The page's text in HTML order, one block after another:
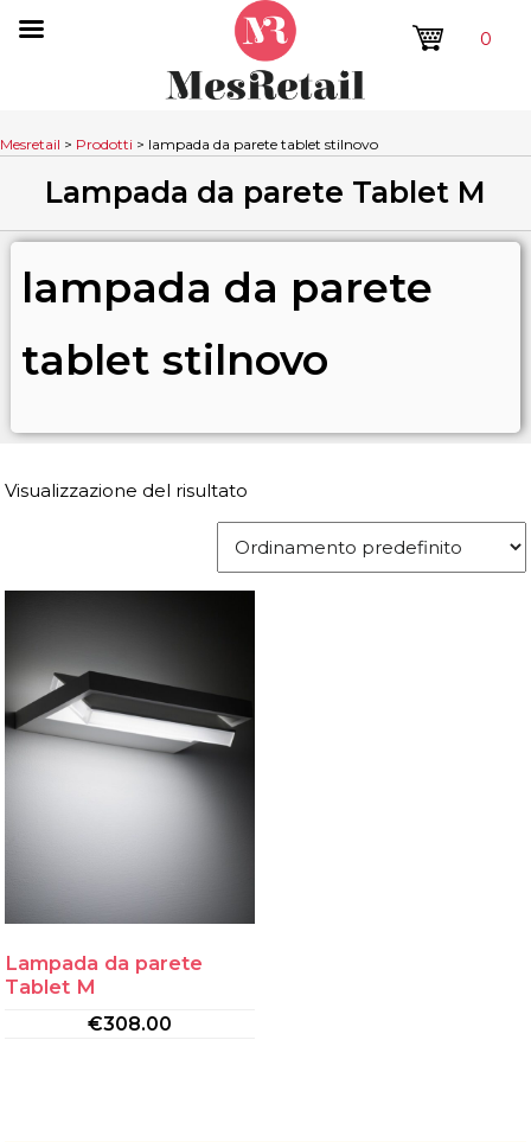
0
Mesretail > Prodotti > lampada da parete tablet stilnovo
Lampada da parete Tablet M
lampada da parete
tablet stilnovo
Visualizzazione del risultato
Lampada da parete
Tablet M
€308.00